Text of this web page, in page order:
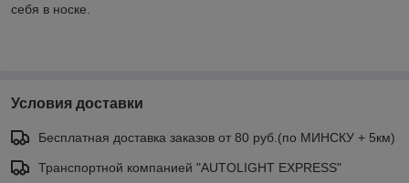
себя в носке.
Условия доставки
Бесплатная доставка заказов от 80 руб.(по МИНСКУ + 5км)
Транспортной компанией "AUTOLIGHT EXPRESS"